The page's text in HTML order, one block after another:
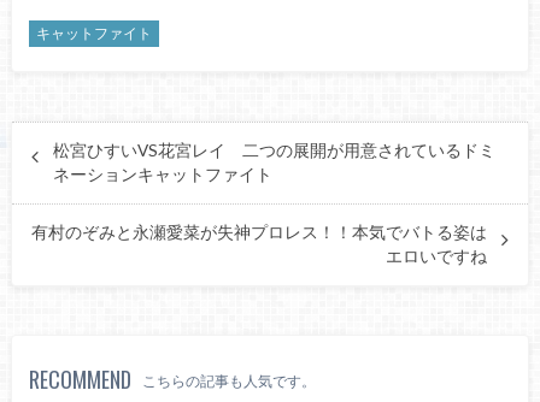
キャットファイト
松宮ひすいVS花宮レイ 二つの展開が用意されているドミ
ネーションキャットファイト
有村のぞみと永瀬愛菜が失神プロレス！！本気でバトる姿は
エロいですね
RECOMMEND こちらの記事も人気です。